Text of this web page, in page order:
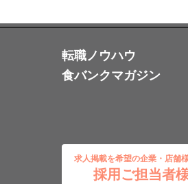
転職ノウハウ
食バンクマガジン
求人掲載を希望の企業・店舗
採用ご担当者